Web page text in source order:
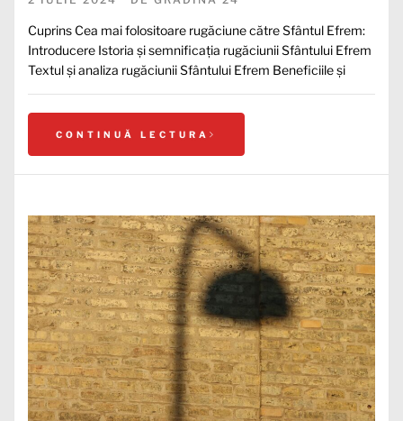
Cuprins Cea mai folositoare rugăciune către Sfântul Efrem:
Introducere Istoria și semnificația rugăciunii Sfântului Efrem
Textul și analiza rugăciunii Sfântului Efrem Beneficiile și
CONTINUĂ LECTURA